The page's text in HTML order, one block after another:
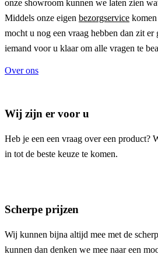
onze showroom kunnen we laten zien
Middels onze eigen bezorgservice
mocht u nog een vraag hebben dan zit er
iemand voor u klaar om alle vragen te
Over ons
Wij zijn er voor u
Heb je een een vraag over een product?
in tot de beste keuze te komen.
Scherpe prijzen
Wij kunnen bijna altijd mee met de
kunnen dan denken we mee naar een